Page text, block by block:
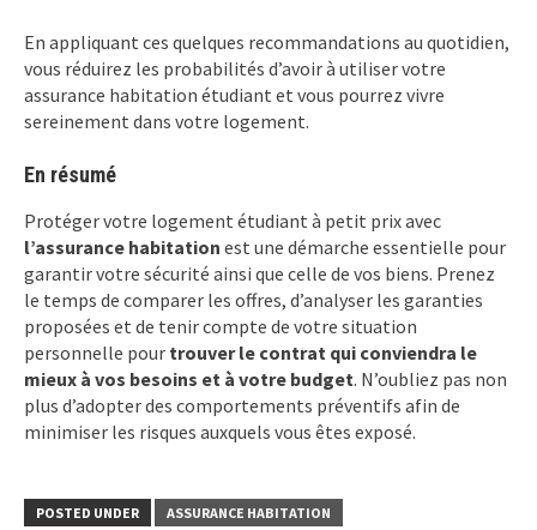
En appliquant ces quelques recommandations au quotidien,
vous réduirez les probabilités d’avoir à utiliser votre
assurance habitation étudiant et vous pourrez vivre
sereinement dans votre logement.
En résumé
Protéger votre logement étudiant à petit prix avec
l’assurance habitation est une démarche essentielle pour
garantir votre sécurité ainsi que celle de vos biens. Prenez
le temps de comparer les offres, d’analyser les garanties
proposées et de tenir compte de votre situation
personnelle pour trouver le contrat qui conviendra le
mieux à vos besoins et à votre budget. N’oubliez pas non
plus d’adopter des comportements préventifs afin de
minimiser les risques auxquels vous êtes exposé.
POSTED UNDER ASSURANCE HABITATION